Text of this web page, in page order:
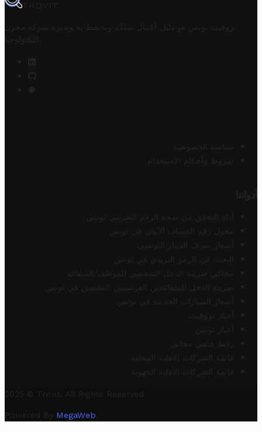
TROVIT
تروفيت تونس هو دليل أعمال تملكه وتحتفظ به وتديره
شركة مخزن
التكنولوجيا
سياسة الخصوصية
شروط وأحكام الاستخدام
أدواتنا
أداة التحقق من صحة الرقم الضريبي تونس
محول رقم الحساب الآيبان في تونس
أسعار صرف الدينار التونسي
البحث عن الرمز البريدي في تونس
محاكي ضريبة الدخل الشخصي للموظف/المتقاعد
ضريبة الدخل للمتقاعدين الفرنسيين المقيمين في تونس
أسعار السيارات الجديدة في تونس
أخبار تروفيت
أخبار تونس
رابط خلفي مجاني
قائمة الشركات الأهلية المحلية
قائمة الشركات الأهلية الجهوية
2025 © Trovit. All Rights Reserved.
Powered By MegaWeb